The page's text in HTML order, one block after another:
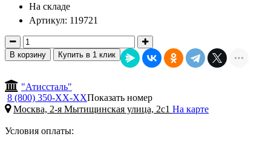
На складе
Артикул: 119721
В корзину Купить в 1 клик
"Атиссталь"
8 (800) 350-ХХ-ХХПоказать номер
Москва, 2-я Мытищинская улица, 2с1 На карте
Условия оплаты: